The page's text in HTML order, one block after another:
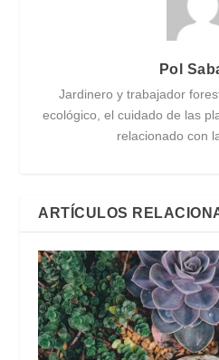
Pol
Jardinero y trabajador
ecológico, el cuidado de las
relacionado con
ARTÍCULOS